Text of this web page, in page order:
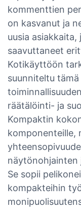
kommenttien
on kasvanut ja
uusia
saavuttaneet
Kotikäyttöön
suunniteltu
räätälöinti- ja
Kompaktin
komponenteille,
näytönohjainten
Se sopii
kompakteihin